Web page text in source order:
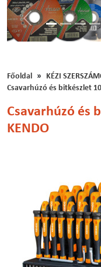
Előző
Főoldal KÉZI
Csavarhúzó és bitkészlet
Csavarhúzó és
KENDO